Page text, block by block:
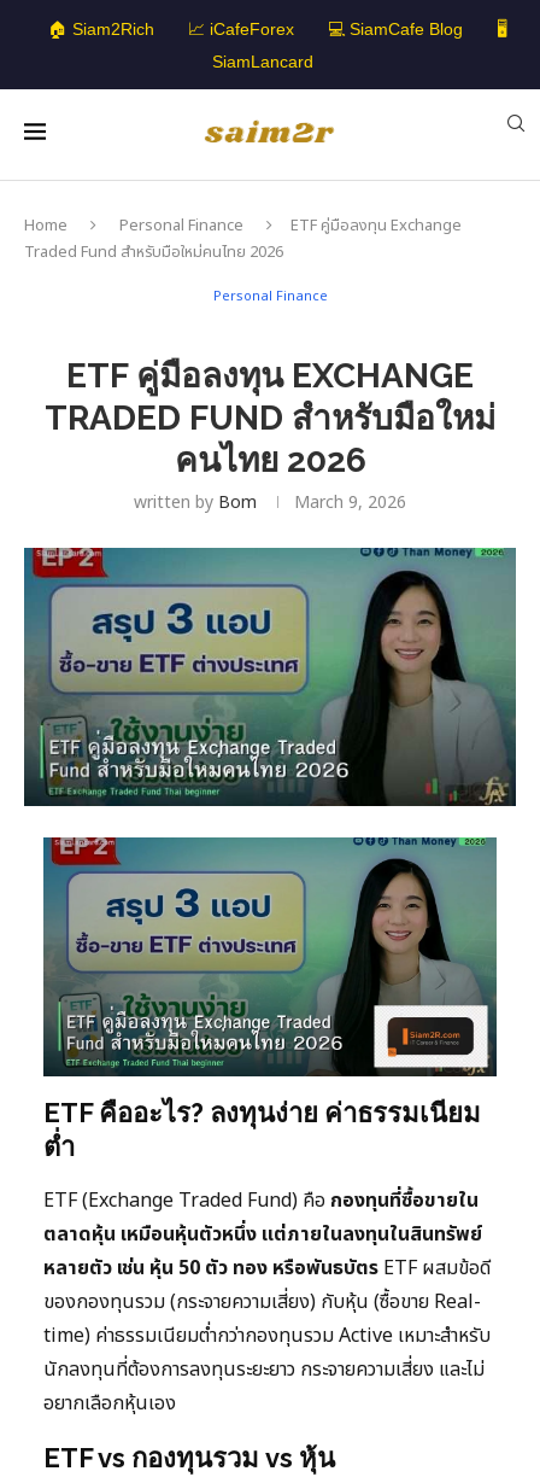
🏠 Siam2Rich 📈 iCafeForex 💻 SiamCafe Blog
🖥️
SiamLancard
Home Personal Finance
ETF คู่มือลงทุน Exchange
Traded Fund สำหรับมือใหม่คนไทย 2026
Personal Finance
ETF คู่มือลงทุน EXCHANGE
TRADED FUND สำหรับมือใหม่
คนไทย 2026
written by Bom March 9, 2026
ETF คืออะไร? ลงทุนง่าย ค่าธรรมเนียม
ต่ำ
ETF (Exchange Traded Fund) คือ กองทุนที่ซื้อขายใน
ตลาดหุ้น เหมือนหุ้นตัวหนึ่ง แต่ภายในลงทุนในสินทรัพย์
หลายตัว เช่น หุ้น 50 ตัว ทอง หรือพันธบัตร ETF ผสมข้อดี
ของกองทุนรวม (กระจายความเสี่ยง) กับหุ้น (ซื้อขาย Real-
time) ค่าธรรมเนียมต่ำกว่ากองทุนรวม Active เหมาะสำหรับ
นักลงทุนที่ต้องการลงทุนระยะยาว กระจายความเสี่ยง และไม่
อยากเลือกหุ้นเอง
ETF vs กองทุนรวม vs หุ้น